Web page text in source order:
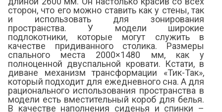
сторон, что его можно ставить как у стены, так
и использовать для зонирования
пространства. У модели широкие
подлокотники, которые могут служить в
качестве придиванного столика. Размеры
спального места 2000×1480 мм, как у
полноценной двуспальной кровати. Кстати, в
диване механизм трансформации «Тик-Так»,
который подходит для ежедневного сна. А для
рационального использования пространства в
модели есть вместительный короб для белья.
В качестве наполнения сиденья и спинки –